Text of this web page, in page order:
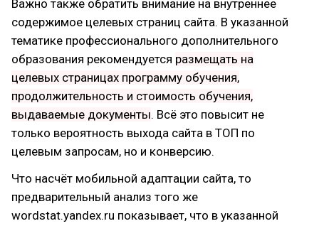
Важно также обратить внимание на внутреннее
содержимое целевых страниц сайта. В указанной
тематике профессионального дополнительного
образования рекомендуется размещать на
целевых страницах программу обучения,
продолжительность и стоимость обучения,
выдаваемые документы. Всё это повысит не
только вероятность выхода сайта в ТОП по
целевым запросам, но и конверсию.
Что насчёт мобильной адаптации сайта, то
предварительный анализ того же
wordstat.yandex.ru показывает, что в указанной